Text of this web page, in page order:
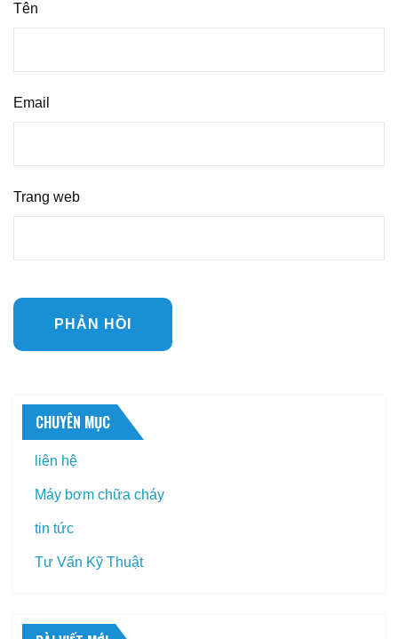
Tên
Email
Trang web
CHUYÊN MỤC
liên hệ
Máy bơm chữa cháy
tin tức
Tư Vấn Kỹ Thuật